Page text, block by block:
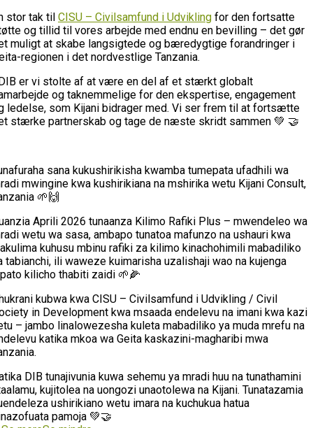
stor tak til CISU – Civilsamfund i Udvikling for den fortsatte
og tillid til vores arbejde med endnu en bevilling – det gør
muligt at skabe langsigtede og bæredygtige forandringer i
regionen i det nordvestlige Tanzania.
er vi stolte af at være en del af et stærkt globalt
og taknemmelige for den ekspertise, engagement
ledelse, som Kijani bidrager med. Vi ser frem til at fortsætte
stærke partnerskab og tage de næste skridt sammen 💚 🤝
sana kukushirikisha kwamba tumepata ufadhili wa
mwingine kwa kushirikiana na mshirika wetu Kijani Consult,
🌱🙌
Aprili 2026 tunaanza Kilimo Rafiki Plus – mwendeleo wa
wetu wa sasa, ambapo tunatoa mafunzo na ushauri kwa
kuhusu mbinu rafiki za kilimo kinachohimili mabadiliko
tabianchi, ili waweze kuimarisha uzalishaji wao na kujenga
kilicho thabiti zaidi 🌱🌽
kubwa kwa CISU – Civilsamfund i Udvikling / Civil
in Development kwa msaada endelevu na imani kwa kazi
– jambo linalowezesha kuleta mabadiliko ya muda mrefu na
katika mkoa wa Geita kaskazini-magharibi mwa
DIB tunajivunia kuwa sehemu ya mradi huu na tunathamini
kujitolea na uongozi unaotolewa na Kijani. Tunatazamia
ushirikiano wetu imara na kuchukua hatua
pamoja 💚🤝